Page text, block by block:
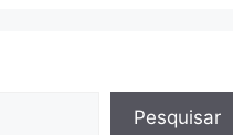
Pesquisar